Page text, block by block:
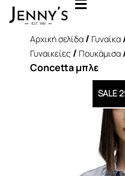
Αρχική σελίδα / Γυναίκα
Γυναικείες / Πουκάμισα
Concetta μπλε
SALE